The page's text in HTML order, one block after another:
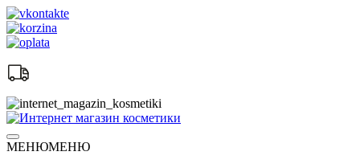
Skip
to
content
Интернет магазин косметики
Натуральная косметика
МЕНЮМЕНЮ